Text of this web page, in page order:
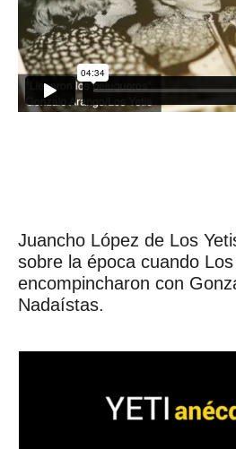
Juancho López de Los
sobre la época cuando
encompincharon con
Nadaístas.